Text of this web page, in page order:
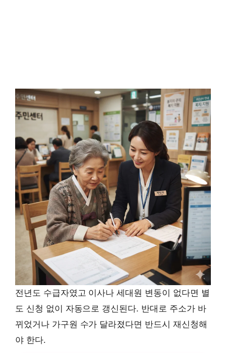
전년도 수급자였고 이사나 세대원 변동이 없다면 별
도 신청 없이 자동으로 갱신된다. 반대로 주소가 바
뀌었거나 가구원 수가 달라졌다면 반드시 재신청해
야 한다.